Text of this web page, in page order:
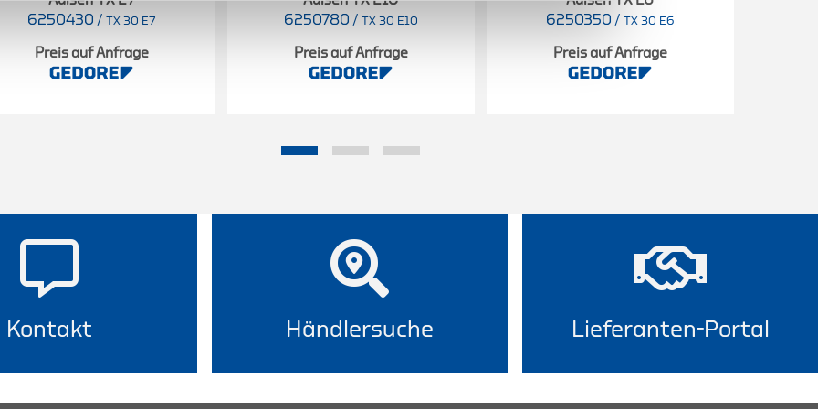
6250430 / TX 30 E7
Preis auf Anfrage
6250780 / TX 30 E10
Preis auf Anfrage
6250350 / TX 30 E6
Preis auf Anfrage
Kontakt Händlersuche Lieferanten-Portal